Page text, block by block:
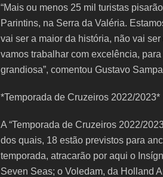
“Mais ou menos 25 mil turistas
Parintins, na Serra da Valéria.
vai ser a maior da história, não vai
vamos trabalhar com excelência,
grandiosa”, comentou Gustavo
*Temporada de Cruzeiros 2022/2023*
A “Temporada de Cruzeiros 2022/
dos quais, 18 estão previstos para
temporada, atracarão por aqui o
Seven Seas; o Voledam, da Holland